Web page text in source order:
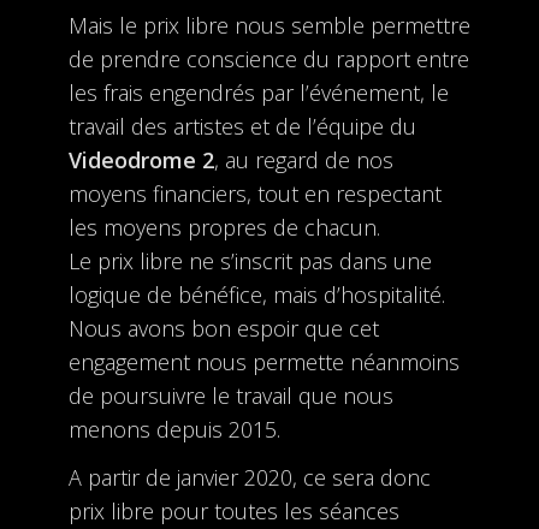
Mais le prix libre nous semble permettre
de prendre conscience du rapport entre
les frais engendrés par l’événement, le
travail des artistes et de l’équipe du
Videodrome 2, au regard de nos
moyens financiers, tout en respectant
les moyens propres de chacun.
Le prix libre ne s’inscrit pas dans une
logique de bénéfice, mais d’hospitalité.
Nous avons bon espoir que cet
engagement nous permette néanmoins
de poursuivre le travail que nous
menons depuis 2015.
A partir de janvier 2020, ce sera donc
prix libre pour toutes les séances